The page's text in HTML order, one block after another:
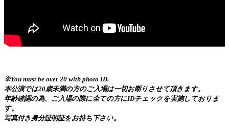
※You must be over 20 with photo ID.
本公演では20歳未満の方のご入場は一切お断りさせて頂きます。
年齢確認の為、ご入場の際に全ての方にIDチェックを実施しておりま
す。
写真付き身分証明証をお持ち下さい。